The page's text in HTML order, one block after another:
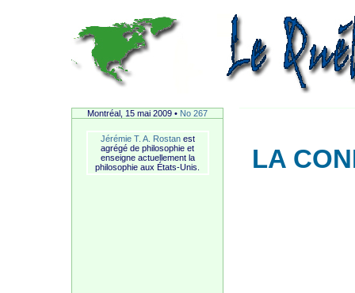
Montréal, 15 mai 2009 • No 267
Jérémie T. A. Rostanest
agrégé de philosophie et
enseigne actuellement la
philosophie aux États-Unis.
LA